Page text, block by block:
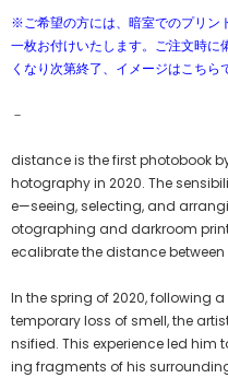
※ご希望の方には、暗室でのプリン
一枚お付けいたします。ご注文時
くなり次第終了、イメージはこちら
－
distance is the first photobook
hotography in 2020. The
e—seeing, selecting, and
otographing and darkroom
ecalibrate the distance
In the spring of 2020, following
temporary loss of smell, the
nsified. This experience led
ing fragments of his